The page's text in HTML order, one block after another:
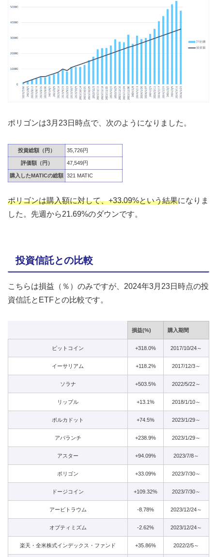
ポリゴンは3月23日時点で、次のようになりました。
投資総額（円） 35,726円
評価額（円） 47,549円
購入したMATICの総額 321 MATIC
ポリゴンは購入額に対して、+33.09%という結果になりま
した。先週から21.69%のダウンです。
投資信託との比較
こちらは損益（％）のみですが、2024年3月23日時点の投
資信託とETFとの比較です。
損益(%) 購入期間
ビットコイン +318.0% 2017/10/24～
イーサリアム +118.2% 2017/12/3～
ソラナ +503.5% 2022/5/22～
リップル +13.1% 2018/1/10～
ポルカドット +74.5% 2023/1/29～
アバランチ +238.9% 2023/1/29～
アスター +94.09% 2023/7/8～
ポリゴン +33.09% 2023/7/30～
ドージコイン +109.32% 2023/7/30～
アービトラウム -8.78% 2023/12/24～
オプティミズム -2.62% 2023/12/24～
楽天・全米株式インデックス・ファンド +35.86% 2022/2/5～